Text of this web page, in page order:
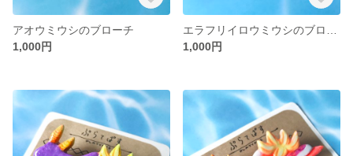
アオウミウシのブローチ
1,000円
1,000円